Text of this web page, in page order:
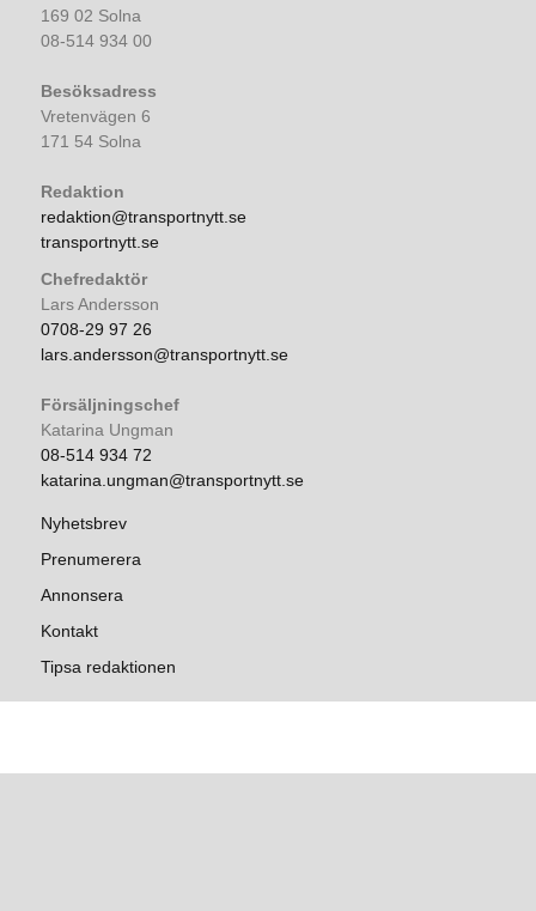
169 02 Solna
08-514 934 00
Besöksadress
Vretenvägen 6
171 54 Solna
Redaktion
redaktion@transportnytt.se
transportnytt.se
Chefredaktör
Lars Andersson
0708-29 97 26
lars.andersson@transportnytt.se
Försäljningschef
Katarina Ungman
08-514 934 72
katarina.ungman@transportnytt.se
Nyhetsbrev
Prenumerera
Annonsera
Kontakt
Tipsa redaktionen